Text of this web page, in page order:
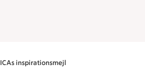
ICAs inspirationsmejl